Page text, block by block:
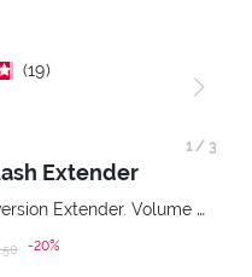
19
Extender
Le mascara de Pupa dans sa version Extender. Volume extension 3D. Des cils amplifiés et liftés à l’infini.
from
to-20%
1/ 3